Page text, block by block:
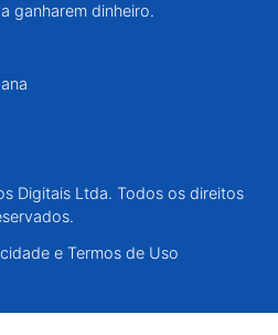
ganharem dinheiro.
Digitais Ltda. Todos os direitos
e Termos de Uso